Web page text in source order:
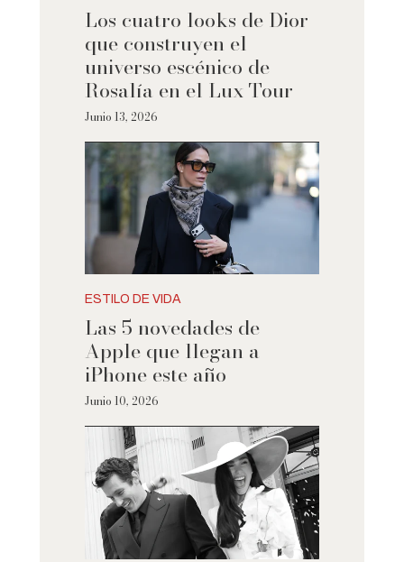
Los cuatro looks de Dior
que construyen el
universo escénico de
Rosalía en el Lux Tour
Junio 13, 2026
ESTILO DE VIDA
Las 5 novedades de
Apple que llegan a
iPhone este año
Junio 10, 2026